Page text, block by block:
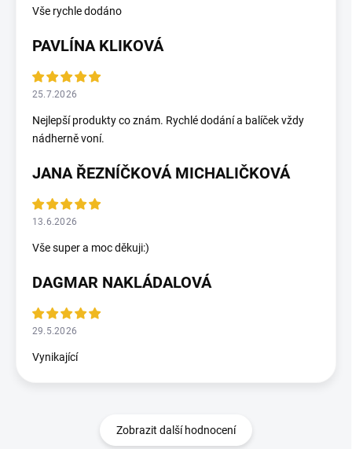
Vše rychle dodáno
PAVLÍNA KLIKOVÁ
25.7.2026
Nejlepší produkty co znám. Rychlé dodání a balíček vždy
nádherně voní.
JANA ŘEZNÍČKOVÁ MICHALIČKOVÁ
13.6.2026
Vše super a moc děkuji:)
DAGMAR NAKLÁDALOVÁ
29.5.2026
Vynikající
Zobrazit další hodnocení